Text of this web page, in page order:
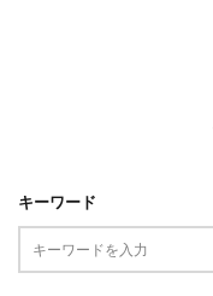
キーワード